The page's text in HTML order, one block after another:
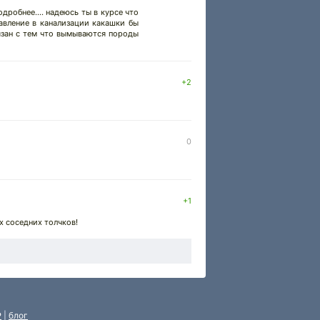
надеюсь ты в курсе что
в канализации какашки бы
с тем что вымываются породы
+2
0
+1
соседних толчков!
блог